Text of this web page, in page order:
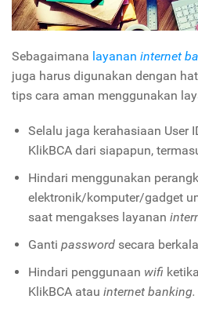
Sebagaimana layanan internet
juga harus digunakan dengan
tips cara aman menggunakan
Selalu jaga kerahasiaan User
KlikBCA dari siapapun,
Hindari menggunakan
elektronik/komputer/gadget
saat mengakses layanan
Ganti passwordsecara
Hindari penggunaan wifi
KlikBCA atau internet banking.